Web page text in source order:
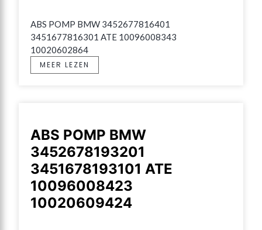
ABS POMP BMW 3452677816401
3451677816301 ATE 10096008343
10020602864
MEER LEZEN
ABS POMP BMW
3452678193201
3451678193101 ATE
10096008423
10020609424